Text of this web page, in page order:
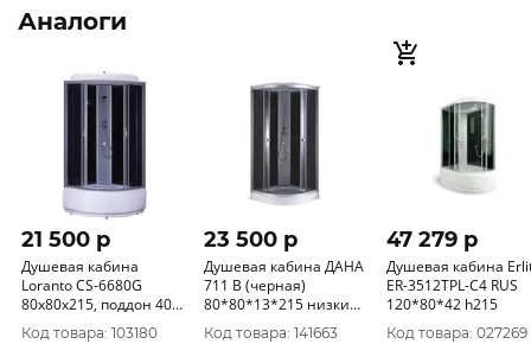
Аналоги
21 500 p
Душевая кабина
Loranto CS-6680G
80х80х215, поддон 40
см
Код товара: 103180
23 500 p
Душевая кабина ДАНА
711 B (черная)
80*80*13*215 низкий
поддон
Код товара: 141663
47 279 p
Душевая кабина
ER-3512TPL-С4 RUS
120*80*42 h215
Код товара: 027269